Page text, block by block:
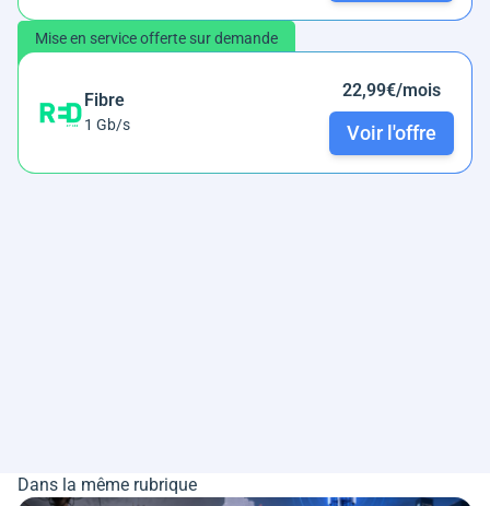
Mise en service offerte sur demande
Fibre
1 Gb/s
22,99€/mois
Voir l'offre
Dans la même rubrique